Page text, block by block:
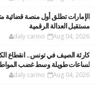
الإمارات تطلق أول منصة قضائية
مستقبل العدالة الرقمية
daly carino Aug 04, 2026
كارثة الصيف في تونس.. انقطاع
لساعات طويلة وسط غضب
daly carino Aug 04, 2026